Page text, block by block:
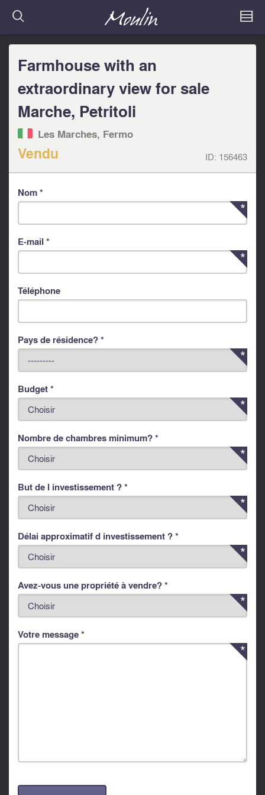
Farmhouse with an
extraordinary view for sale
Marche, Petritoli
Les Marches, Fermo‎
Vendu ID: 156463
Nom *
E-mail *
Téléphone
Pays de résidence? *
Budget *
Nombre de chambres minimum? *
But de l investissement ? *
Délai approximatif d investissement ? *
Avez-vous une propriété à vendre? *
Votre message *